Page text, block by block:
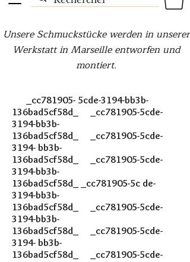
Unsere Schmuckstücke werden in unserer
Werkstatt in Marseille entworfen und
montiert.
_cc781905- 5cde-3194-bb3b-
136bad5cf58d_ _cc781905-5cde-
3194-bb3b-
136bad5cf58d_ _cc781905-5cde-
3194- bb3b-
136bad5cf58d_ _cc781905-5cde-
3194-bb3b-
136bad5cf58d_ _cc781905-5c de-
3194-bb3b-
136bad5cf58d_ _cc781905-5cde-
3194-bb3b-
136bad5cf58d_ _cc781905-5cde-
3194- bb3b-
136bad5cf58d_ _cc781905-5cde-